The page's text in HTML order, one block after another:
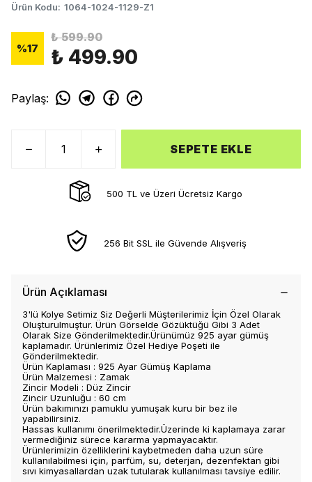
Ürün Kodu: 1064-1024-1129-Z1
%17
₺ 599.90
₺ 499.90
Paylaş:
SEPETE EKLE
500 TL ve Üzeri Ücretsiz Kargo
256 Bit SSL ile Güvende Alışveriş
Ürün Açıklaması
3'lü Kolye Setimiz Siz Değerli Müşterilerimiz İçin Özel Olarak
Oluşturulmuştur. Ürün Görselde Gözüktüğü Gibi 3 Adet
Olarak Size Gönderilmektedir.Ürünümüz 925 ayar gümüş
kaplamadır. Ürünlerimiz Özel Hediye Poşeti ile
Gönderilmektedir.
Ürün Kaplaması : 925 Ayar Gümüş Kaplama
Ürün Malzemesi : Zamak
Zincir Modeli : Düz Zincir
Zincir Uzunluğu : 60 cm
Ürün bakımınızı pamuklu yumuşak kuru bir bez ile
yapabilirsiniz.
Hassas kullanımı önerilmektedir.Üzerinde ki kaplamaya zarar
vermediğiniz sürece kararma yapmayacaktır.
Ürünlerimizin özelliklerini kaybetmeden daha uzun süre
kullanılabilmesi için, parfüm, su, deterjan, dezenfektan gibi
sıvı kimyasallardan uzak tutularak kullanılması tavsiye edilir.